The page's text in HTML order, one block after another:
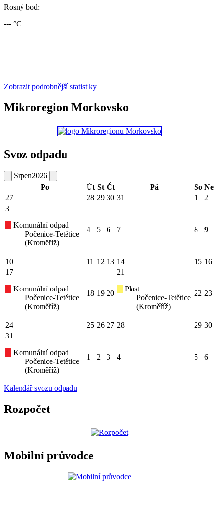
Rosný bod:
--- °C
Zobrazit podrobnější statistiky
Mikroregion Morkovsko
Svoz odpadu
Srpen2026
Po
Út St Čt Pá So Ne
27
28 29 30 31 1
2
3
Komunální odpad
Počenice-Tetětice
(Kroměříž)
4 5 6 7 8 9
10 11 12 13 14 15 16
17
Komunální odpad
Počenice-Tetětice
(Kroměříž)
18 19 20
21
Plast
Počenice-Tetětice
(Kroměříž)
22 23
24 25 26 27 28 29 30
31
Komunální odpad
Počenice-Tetětice
(Kroměříž)
1 2 3 4 5 6
Kalendář svozu odpadu
Rozpočet
Mobilní průvodce